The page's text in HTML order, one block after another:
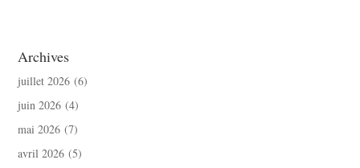
Archives
juillet 2026 (6)
juin 2026 (4)
mai 2026 (7)
avril 2026 (5)